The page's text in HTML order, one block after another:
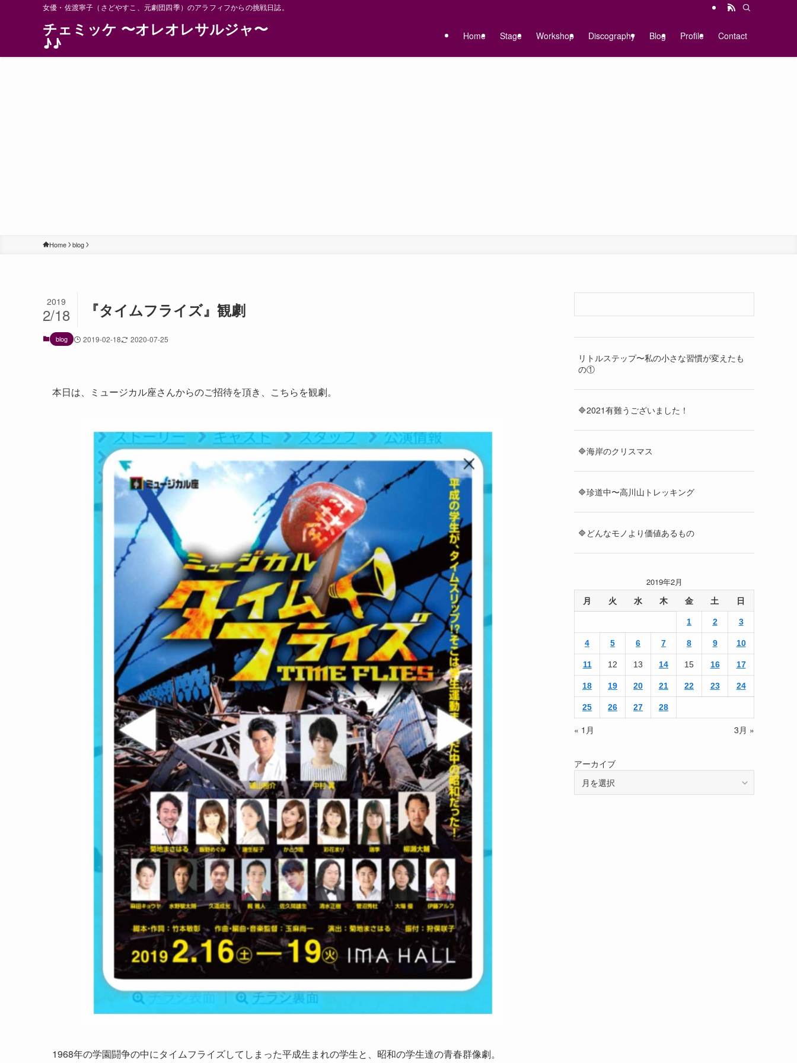
女優・佐渡寧子（さどやすこ、元劇団四季）のアラフィフからの挑戦日誌。
チェミッケ 〜オレオレサルジャ〜
♪♪ Home Stage Workshop Discography Blog Profile Contact
Home blog
『タイムフライズ』観劇
2019
2/18
blog 2019-02-18 2020-07-25
本日は、ミュージカル座さんからのご招待を頂き、こちらを観劇。
1968年の学園闘争の中にタイムフライズしてしまった平成生まれの学生と、昭和の学生達の青春群像劇。
リトルステップ〜私の小さな習慣が変えたも
の①
🔷2021有難うございました！
🔷海岸のクリスマス
🔷珍道中〜高川山トレッキング
🔷どんなモノより価値あるもの
2019年2月
月 火 水 木 金 土 日
1 2 3
4 5 6 7 8 9 10
11 12 13 14 15 16 17
18 19 20 21 22 23 24
25 26 27 28
« 1月 3月 »
アーカイブ